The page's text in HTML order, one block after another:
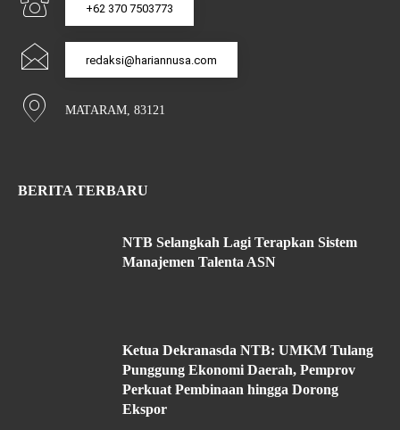
+62 370 7503773
redaksi@hariannusa.com
MATARAM, 83121
BERITA TERBARU
NTB Selangkah Lagi Terapkan Sistem
Manajemen Talenta ASN
Ketua Dekranasda NTB: UMKM Tulang
Punggung Ekonomi Daerah, Pemprov
Perkuat Pembinaan hingga Dorong
Ekspor